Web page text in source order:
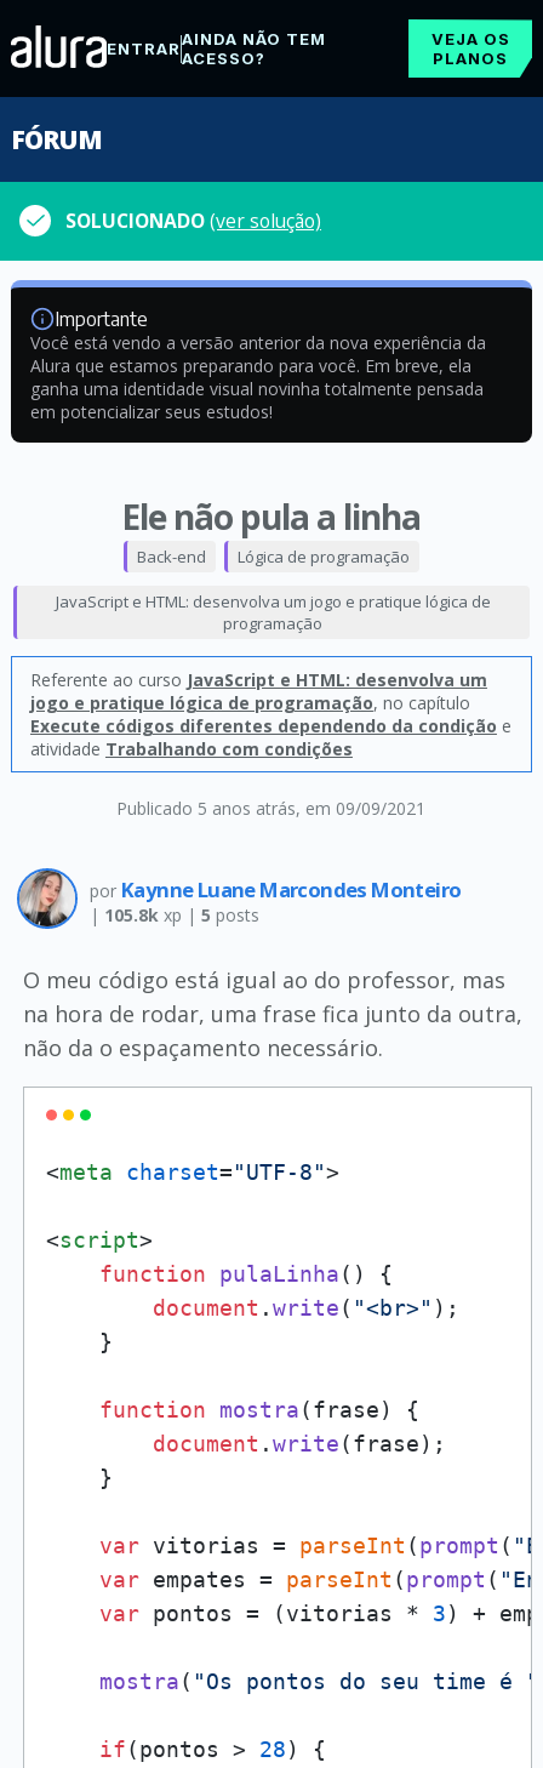
ENTRARAINDA NÃO TEM
ACESSO?
VEJA OS
PLANOS
FÓRUM
SOLUCIONADO(ver solução)
Importante
Você está vendo a versão anterior da nova experiência da
Alura que estamos preparando para você. Em breve, ela
ganha uma identidade visual novinha totalmente pensada
em potencializar seus estudos!
Ele não pula a linha
Publicado 5 anos atrás, em 09/09/2021
Back-end Lógica de programação
JavaScript e HTML: desenvolva um jogo e pratique lógica de
programação
Referente ao curso JavaScript e HTML: desenvolva um
jogo e pratique lógica de programação, no capítulo
Execute códigos diferentes dependendo da condição e
atividade Trabalhando com condições
por Kaynne Luane Marcondes Monteiro
| 105.8kxp | 5 posts
O meu código está igual ao do professor, mas
na hora de rodar, uma frase fica junto da outra,
não da o espaçamento necessário.
<meta charset="UTF-8">
<script>
function
pulaLinha( ) {
document .write( "<br>" );
    }
function mostra(frase) {
document .write(frase);
    }
var vitorias = parseInt (prompt (
var empates = parseInt (prompt (
var pontos = (vitorias * 3) +
mostra( "Os pontos do seu time é "
if(pontos > 28) {